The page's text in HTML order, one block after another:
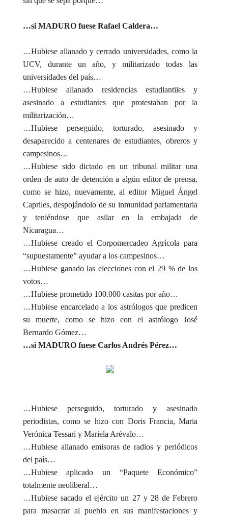
…si MADURO fuese Rafael Caldera…
…Hubiese allanado y cerrado universidades, como la
UCV, durante un año, y militarizado todas las
universidades del país…
…Hubiese allanado residencias estudiantiles y
asesinado a estudiantes que protestaban por la
militarización…
…Hubiese perseguido, torturado, asesinado y
desaparecido a centenares de estudiantes, obreros y
campesinos…
…Hubiese sido dictado en un tribunal militar una
orden de auto de detención a algún editor de prensa,
como se hizo, nuevamente, al editor Miguel Ángel
Capriles, despojándolo de su inmunidad parlamentaria
y teniéndose que asilar en la embajada de
Nicaragua…
…Hubiese creado el Corpomercadeo Agrícola para
“supuestamente” ayudar a los campesinos…
…Hubiese ganado las elecciones con el 29 % de los
votos…
…Hubiese prometido 100.000 casitas por año…
…Hubiese encarcelado a los astrólogos que predicen
su muerte, como se hizo con el astrólogo José
Bernardo Gómez…
…si MADURO fuese Carlos Andrés Pérez…
…Hubiese perseguido, torturado y asesinado
periodistas, como se hizo con Doris Francia, Maria
Verónica Tessari y Mariela Arévalo…
…Hubiese allanado emisoras de radios y periódicos
del país…
…Hubiese aplicado un “Paquete Económico”
totalmente neoliberal…
…Hubiese sacado el ejército un 27 y 28 de Febrero
para masacrar al pueblo en sus manifestaciones y